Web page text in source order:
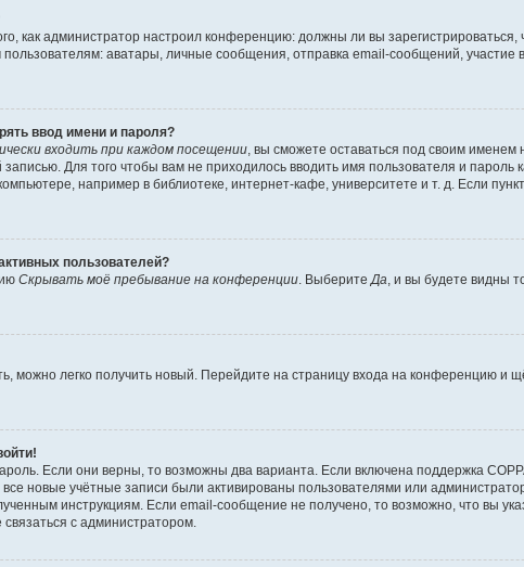
как администратор настроил конференцию: должны ли вы
аватары, личные сообщения, отправка email-сообщений, участие
ввод имени и пароля?
входить при каждом посещении , вы сможете оставаться под своим
записью. Для того чтобы вам не приходилось вводить имя пользователя и
например в библиотеке, интернет-кафе, университете и т. д. Если пункт
пользователей?
Скрывать моё пребывание на конференции . Выберите Да , и вы будете видны
можно легко получить новый. Перейдите на страницу входа на конференцию и
Если они верны, то возможны два варианта. Если включена поддержка
новые учётные записи были активированы пользователями или
инструкциям. Если email-сообщение не получено, то возможно, что вы
с администратором.